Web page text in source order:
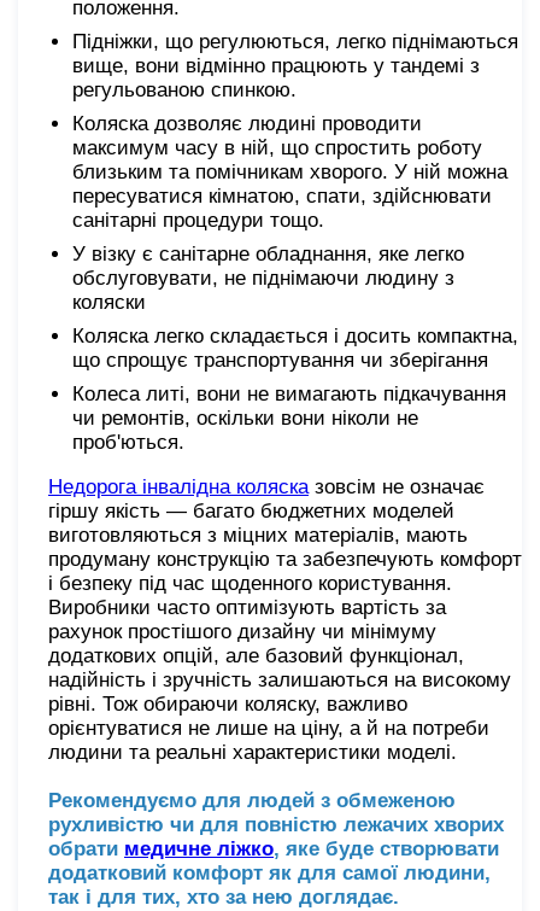
положення.
Підніжки, що регулюються, легко піднімаються
вище, вони відмінно працюють у тандемі з
регульованою спинкою.
Коляска дозволяє людині проводити
максимум часу в ній, що спростить роботу
близьким та помічникам хворого. У ній можна
пересуватися кімнатою, спати, здійснювати
санітарні процедури тощо.
У візку є санітарне обладнання, яке легко
обслуговувати, не піднімаючи людину з
коляски
Коляска легко складається і досить компактна,
що спрощує транспортування чи зберігання
Колеса литі, вони не вимагають підкачування
чи ремонтів, оскільки вони ніколи не
проб'ються.
Недорога інвалідна колясказовсім не означає
гіршу якість — багато бюджетних моделей
виготовляються з міцних матеріалів, мають
продуману конструкцію та забезпечують комфорт
і безпеку під час щоденного користування.
Виробники часто оптимізують вартість за
рахунок простішого дизайну чи мінімуму
додаткових опцій, але базовий функціонал,
надійність і зручність залишаються на високому
рівні. Тож обираючи коляску, важливо
орієнтуватися не лише на ціну, а й на потреби
людини та реальні характеристики моделі.
Рекомендуємо для людей з обмеженою
рухливістю чи для повністю лежачих хворих
обрати медичне ліжко, яке буде створювати
додатковий комфорт як для самої людини,
так і для тих, хто за нею доглядає.